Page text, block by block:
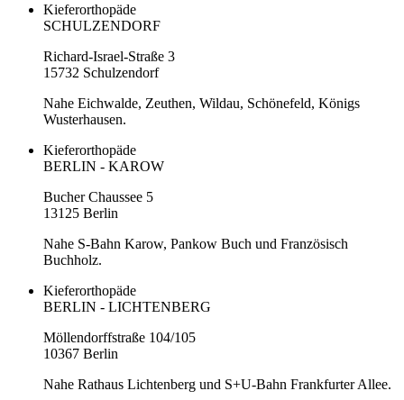
Kieferorthopäde
SCHULZENDORF
Richard-Israel-Straße 3
15732 Schulzendorf
Nahe Eichwalde, Zeuthen, Wildau, Schönefeld, Königs
Wusterhausen.
Kieferorthopäde
BERLIN - KAROW
Bucher Chaussee 5
13125 Berlin
Nahe S-Bahn Karow, Pankow Buch und Französisch
Buchholz.
Kieferorthopäde
BERLIN - LICHTENBERG
Möllendorffstraße 104/105
10367 Berlin
Nahe Rathaus Lichtenberg und S+U-Bahn Frankfurter Allee.